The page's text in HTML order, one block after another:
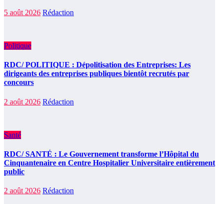
5 août 2026 Rédaction
Politique
RDC/ POLITIQUE : Dépolitisation des Entreprises: Les
dirigeants des entreprises publiques bientôt recrutés par
concours
2 août 2026 Rédaction
Santé
RDC/ SANTÉ : Le Gouvernement transforme l’Hôpital du
Cinquantenaire en Centre Hospitalier Universitaire entièrement
public
2 août 2026 Rédaction